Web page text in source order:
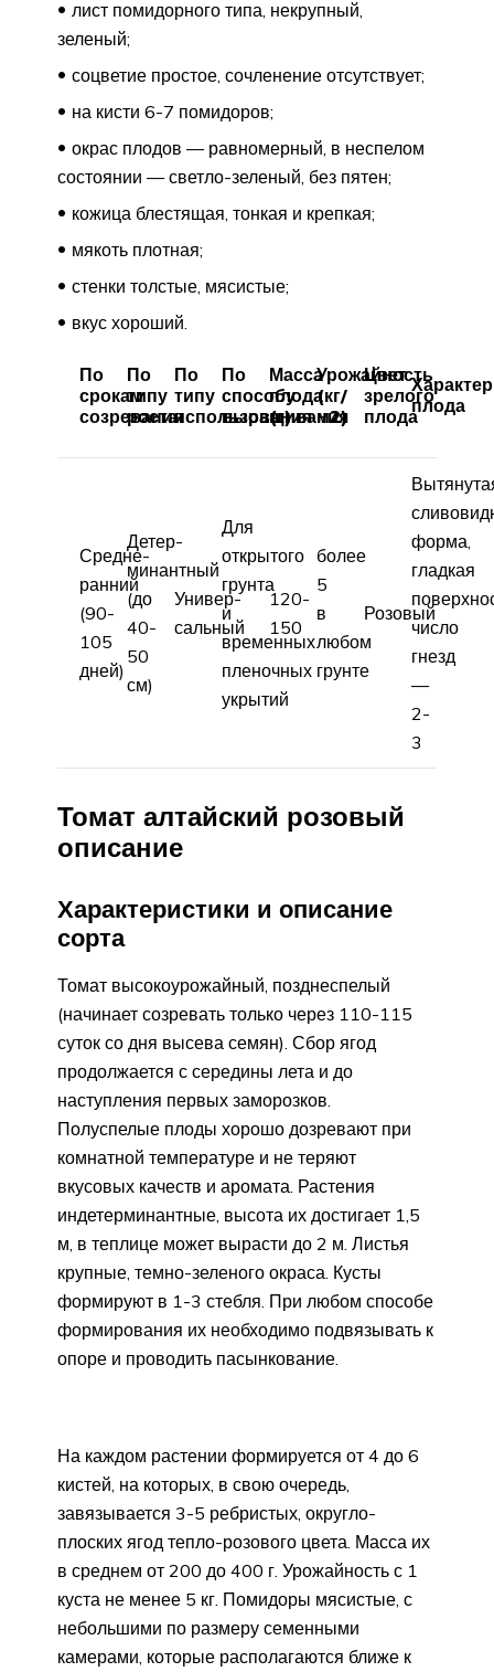
лист помидорного типа, некрупный,
зеленый;
соцветие простое, сочленение отсутствует;
на кисти 6-7 помидоров;
окрас плодов — равномерный, в неспелом
состоянии — светло-зеленый, без пятен;
кожица блестящая, тонкая и крепкая;
мякоть плотная;
стенки толстые, мясистые;
вкус хороший.
По
срокам
созревания
По
типу
роста
По
типу
использования
По
способу
выращивания
Масса
плода
(г)
Урожайность
(кг/
м2)
Цвет
зрелого
плодаплода
Средне-
ранний
(90-
105
дней)
Детер-
минантный
(до
40-
50
см)
Универ-
сальный
Для
открытого
грунта
и
временных
пленочных
укрытий
120-
150
более
5
в
любом
грунте
Розовый
форма,
гладкая
число
гнезд
—
2-
3
Томат алтайский розовый
описание
Характеристики и описание
сорта
Томат высокоурожайный, позднеспелый
(начинает созревать только через 110-115
суток со дня высева семян). Сбор ягод
продолжается с середины лета и до
наступления первых заморозков.
Полуспелые плоды хорошо дозревают при
комнатной температуре и не теряют
вкусовых качеств и аромата. Растения
индетерминантные, высота их достигает 1,5
м, в теплице может вырасти до 2 м. Листья
крупные, темно-зеленого окраса. Кусты
формируют в 1-3 стебля. При любом способе
формирования их необходимо подвязывать к
опоре и проводить пасынкование.
На каждом растении формируется от 4 до 6
кистей, на которых, в свою очередь,
завязывается 3-5 ребристых, округло-
плоских ягод тепло-розового цвета. Масса их
в среднем от 200 до 400 г. Урожайность с 1
куста не менее 5 кг. Помидоры мясистые, с
небольшими по размеру семенными
камерами, которые располагаются ближе к